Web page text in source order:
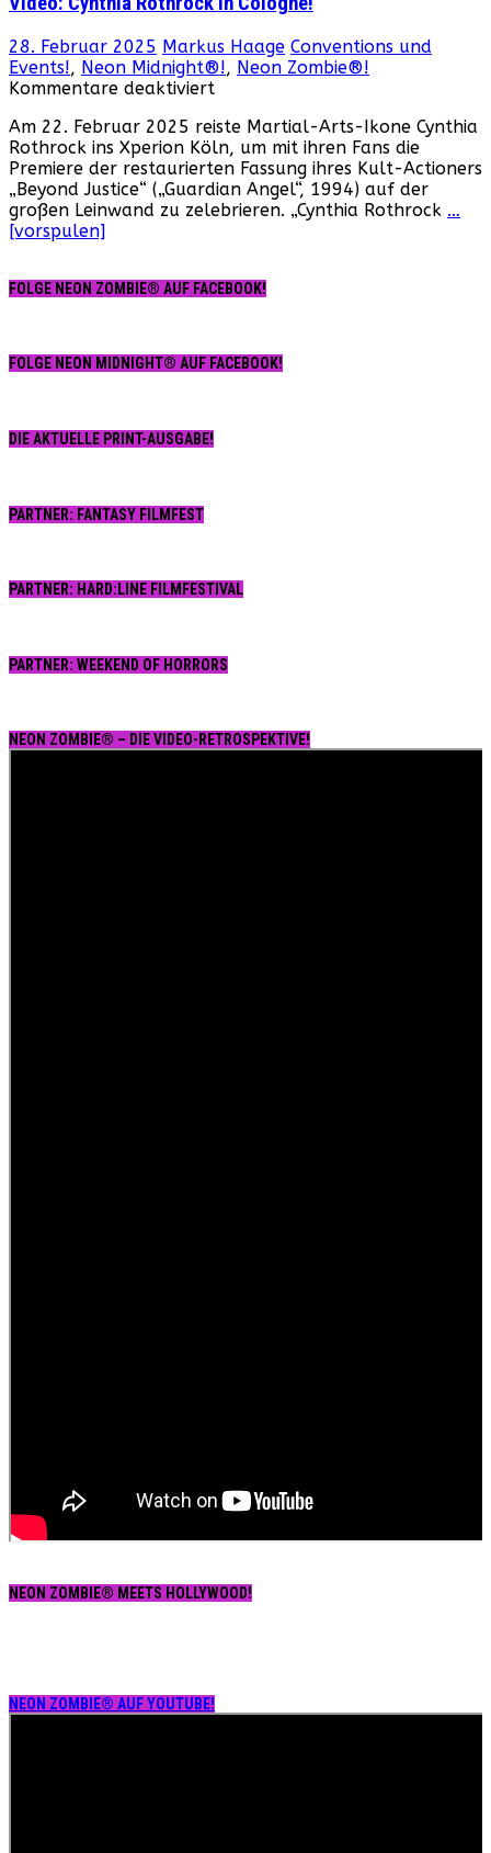
28. Februar 2025 Markus Haage Conventions und
Events!, Neon Midnight®!, Neon Zombie®!
Kommentare deaktiviertfür
Cynthia
Rothrock
in
Cologne!
Am 22. Februar 2025 reiste Martial-Arts-Ikone Cynthia
Rothrock ins Xperion Köln, um mit ihren Fans die
Premiere der restaurierten Fassung ihres Kult-Actioners
„Beyond Justice“ („Guardian Angel“, 1994) auf der
großen Leinwand zu zelebrieren. „Cynthia Rothrock …
[vorspulen]
FOLGE NEON ZOMBIE® AUF FACEBOOK!
FOLGE NEON MIDNIGHT® AUF FACEBOOK!
DIE AKTUELLE PRINT-AUSGABE!
PARTNER: FANTASY FILMFEST
PARTNER: HARD:LINE FILMFESTIVAL
PARTNER: WEEKEND OF HORRORS
NEON ZOMBIE® – DIE VIDEO-RETROSPEKTIVE!
NEON ZOMBIE® MEETS HOLLYWOOD!
NEON ZOMBIE® AUF YOUTUBE!